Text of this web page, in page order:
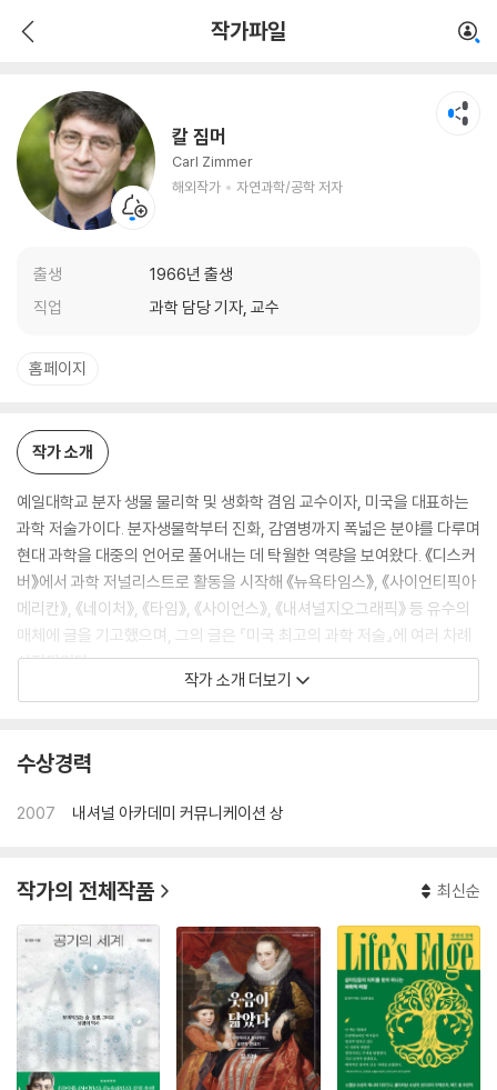
작가파일
칼 짐머
Carl Zimmer
해외작가
자연과학/공학 저자
출생
1966년 출생
직업
과학 담당 기자, 교수
자연과학/공학 저자
홈페이지
작가 소개
예일대학교 분자 생물 물리학 및 생화학 겸임 교수이자, 미국을 대표하는
과학 저술가이다. 분자생물학부터 진화, 감염병까지 폭넓은 분야를 다루며
현대 과학을 대중의 언어로 풀어내는 데 탁월한 역량을 보여왔다. 《디스커
버》에서 과학 저널리스트로 활동을 시작해 《뉴욕타임스》, 《사이언티픽아
메리칸》, 《네이처》, 《타임》, 《사이언스》, 《내셔널지오그래픽》 등 유수의
매체에 글을 기고했으며, 그의 글은 『미국 최고의 과학 저술』에 여러 차례
선정되었다.
《뉴욕타임스》가 “우리가 아는 가장 명민한 과학 저술가”라고 극찬한 짐머
과학 대중화에 기여한 개인에게 수여하는 스티븐 제이 굴드 상, 전미과학
도팀 일원으로 코로나19 팬데믹 사태를 심층 보도하여 퓰리처상을 수상했
가 되었다.
《뉴욕타임스》에서 칼럼 〈세상을 이루는 것들Matter〉을 연재하고 있으며,
저서로 『웃음이 닮았다』, 『생명의 경계』, 『바이러스 행성』, 『진화』, 『기생
충 제국』 등이 있다.
작가 소개 더보기
수상경력
2007 내셔널 아카데미 커뮤니케이션 상
작가의 전체작품 최신순